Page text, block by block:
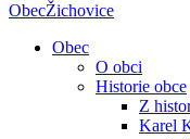
ObecŽichovice
Obec
O obci
Historie obce
Z
Karel